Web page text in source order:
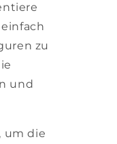
zu
und
um die